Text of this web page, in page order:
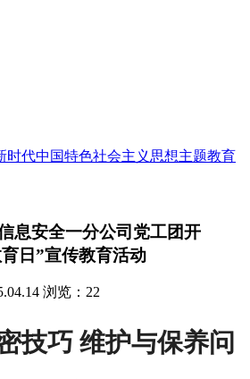
时代中国特色社会主义思想主题教育
息安全一分公司党工团开
日”宣传教育活动
浏览：22
技巧 维护与保养问